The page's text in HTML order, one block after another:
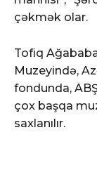
çəkmək olar.
Tofiq
Muzeyində,
fondunda,
çox başqa
saxlanılır.